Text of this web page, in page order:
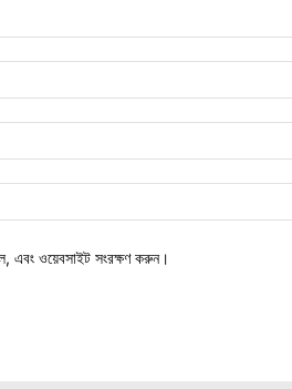
এবং ওয়েবসাইট সংরক্ষণ করুন।